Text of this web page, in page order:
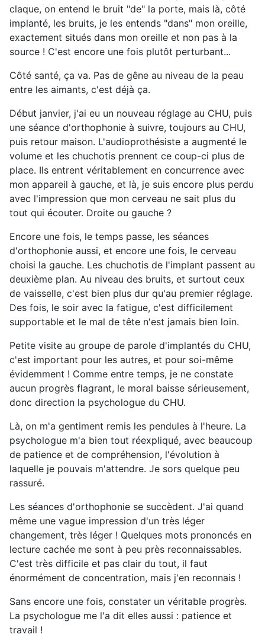
claque, on entend le bruit "de" la porte, mais là, côté
implanté, les bruits, je les entends "dans" mon oreille,
exactement situés dans mon oreille et non pas à la
source ! C'est encore une fois plutôt perturbant...
Côté santé, ça va. Pas de gêne au niveau de la peau
entre les aimants, c'est déjà ça.
Début janvier, j'ai eu un nouveau réglage au CHU, puis
une séance d'orthophonie à suivre, toujours au CHU,
puis retour maison. L'audioprothésiste a augmenté le
volume et les chuchotis prennent ce coup-ci plus de
place. Ils entrent véritablement en concurrence avec
mon appareil à gauche, et là, je suis encore plus perdu
avec l'impression que mon cerveau ne sait plus du
tout qui écouter. Droite ou gauche ?
Encore une fois, le temps passe, les séances
d'orthophonie aussi, et encore une fois, le cerveau
choisi la gauche. Les chuchotis de l'implant passent au
deuxième plan. Au niveau des bruits, et surtout ceux
de vaisselle, c'est bien plus dur qu'au premier réglage.
Des fois, le soir avec la fatigue, c'est difficilement
supportable et le mal de tête n'est jamais bien loin.
Petite visite au groupe de parole d'implantés du CHU,
c'est important pour les autres, et pour soi-même
évidemment ! Comme entre temps, je ne constate
aucun progrès flagrant, le moral baisse sérieusement,
donc direction la psychologue du CHU.
Là, on m'a gentiment remis les pendules à l'heure. La
psychologue m'a bien tout réexpliqué, avec beaucoup
de patience et de compréhension, l'évolution à
laquelle je pouvais m'attendre. Je sors quelque peu
rassuré.
Les séances d'orthophonie se succèdent. J'ai quand
même une vague impression d'un très léger
changement, très léger ! Quelques mots prononcés en
lecture cachée me sont à peu près reconnaissables.
C'est très difficile et pas clair du tout, il faut
énormément de concentration, mais j'en reconnais !
Sans encore une fois, constater un véritable progrès.
La psychologue me l'a dit elles aussi : patience et
travail !